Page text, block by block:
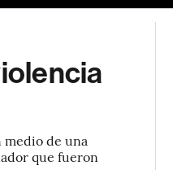
medio de una
que fueron